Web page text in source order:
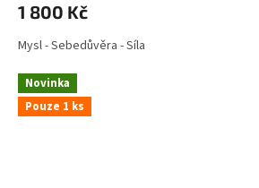
1 800 Kč
Mysl - Sebedůvěra - Síla
Novinka
Pouze 1 ks